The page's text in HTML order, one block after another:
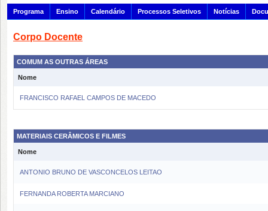
Programa Ensino Calendário Processos Seletivos Notícias
Corpo Docente
COMUM AS OUTRAS ÁREAS
Nome
FRANCISCO RAFAEL CAMPOS DE MACEDO
MATERIAIS CERÂMICOS E FILMES
Nome
ANTONIO BRUNO DE VASCONCELOS LEITAO
FERNANDA ROBERTA MARCIANO